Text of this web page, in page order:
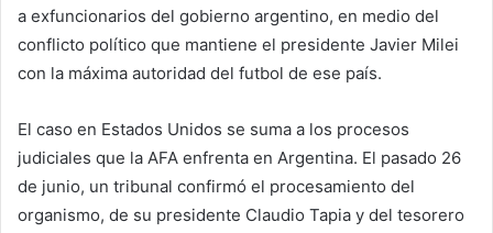
a exfuncionarios del gobierno argentino, en medio del
conflicto político que mantiene el presidente Javier Milei
con la máxima autoridad del futbol de ese país.
El caso en Estados Unidos se suma a los procesos
judiciales que la AFA enfrenta en Argentina. El pasado 26
de junio, un tribunal confirmó el procesamiento del
organismo, de su presidente Claudio Tapia y del tesorero